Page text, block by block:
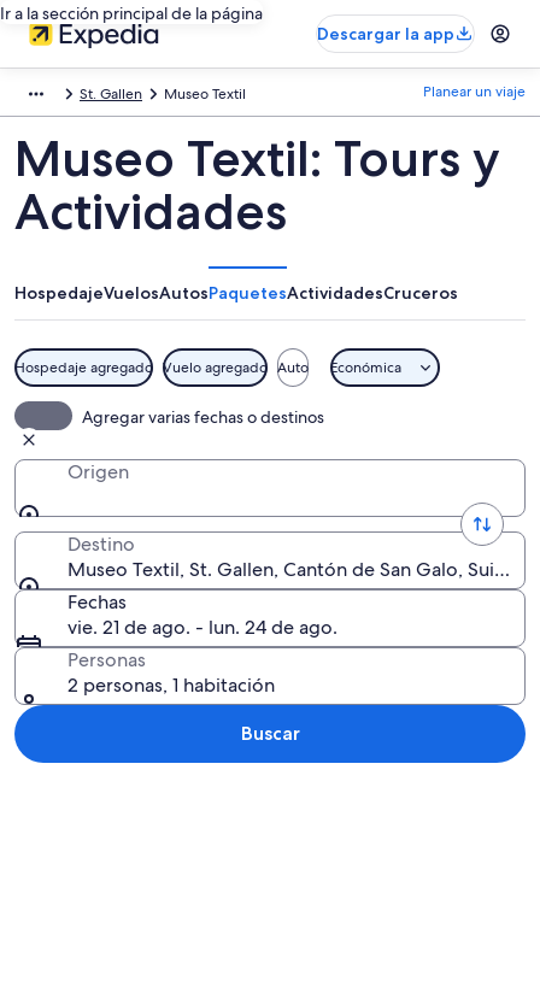
Ir a la sección principal de la página
Descargar la app
St. Gallen Museo Textil Planear un viaje
Museo Textil: Tours y
Actividades
HospedajeVuelosAutosPaquetesActividadesCruceros
Hospedaje agregado Vuelo agregado Auto Económica
Agregar varias fechas o destinos
Origen
Destino
Museo Textil, St. Gallen, Cantón de San Galo, Suiza
Fechas
vie. 21 de ago. - lun. 24 de ago.
Personas
2 personas, 1 habitación
Buscar